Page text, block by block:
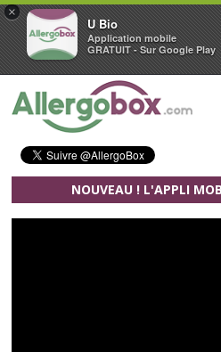
×
U Bio
Application mobile
GRATUIT - Sur Google Play
Aller au contenu principal
NOUVEAU ! L'APPLI